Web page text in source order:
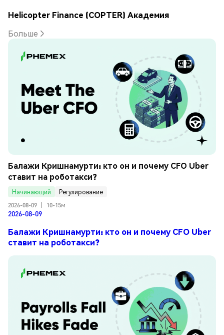
Helicopter Finance (COPTER) Академия
Больше
Балажи Кришнамурти: кто он и почему CFO Uber
ставит на роботакси?
Начинающий
Регулирование
2026-08-09
10-15м
2026-08-09
Балажи Кришнамурти: кто он и почему CFO Uber
ставит на роботакси?